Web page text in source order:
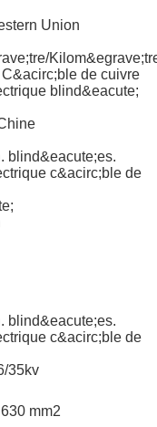
Union
de cuivre
blind&eacute;
blind&eacute;es.
c&acirc;ble de
blind&eacute;es.
c&acirc;ble de
35kv
mm2